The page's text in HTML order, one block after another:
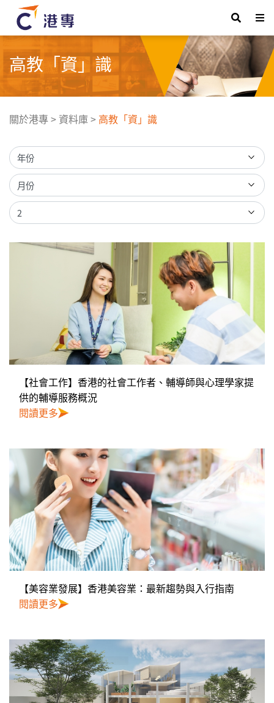
高教「資」識
關於港專>資料庫> 高教「資」識
【社會工作】香港的社會工作者、輔導師與心理學家提
供的輔導服務概況
閱讀更多
【美容業發展】香港美容業：最新趨勢與入行指南
閱讀更多